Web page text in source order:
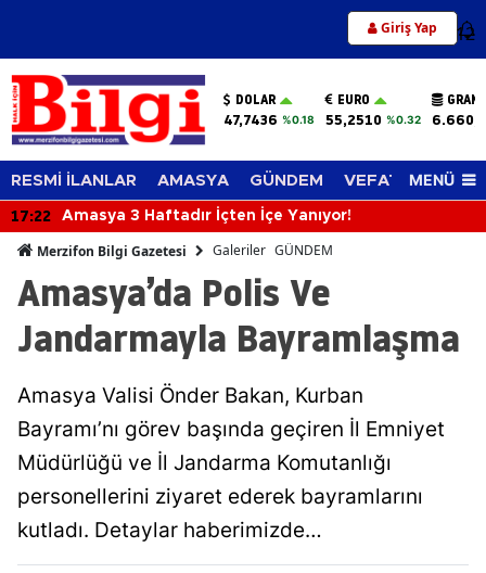
Giriş Yap 12
DOLAR
47,7436 %0.18
EURO
55,2510 %0.32
RESMİ İLANLAR AMASYA GÜNDEM VEFAT EDENLER
MENÜ
17:22 Amasya 3 Haftadır İçten İçe Yanıyor!
Merzifon Bilgi Gazetesi Galeriler GÜNDEM
Amasya’da Polis Ve
Jandarmayla Bayramlaşma
Amasya Valisi Önder Bakan, Kurban
Bayramı’nı görev başında geçiren İl Emniyet
Müdürlüğü ve İl Jandarma Komutanlığı
personellerini ziyaret ederek bayramlarını
kutladı. Detaylar haberimizde…